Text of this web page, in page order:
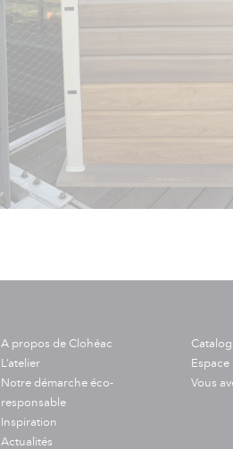
A propos de Clohéac
L’atelier
Notre démarche éco-
responsable
Inspiration
Actualités
Espace
Vous